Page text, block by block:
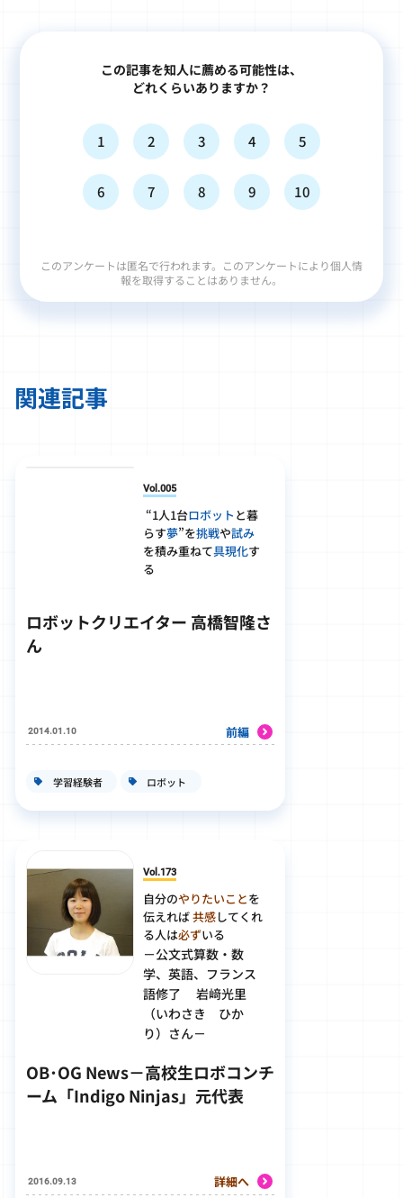
この記事を知人に薦める可能性は、
どれくらいありますか？
1 2 3 4 5
6 7 8 9 10
このアンケートは匿名で行われます。このアンケートにより個人情
報を取得することはありません。
関連記事
Vol.005
“1人1台ロボット と暮
らす夢”を挑戦や試み
を積み重ねて具現化す
る
ロボットクリエイター 高橋智隆さ
ん
2014.01.10 前編
学習経験者 ロボット
Vol.173
自分のやりたいことを
伝えれば共感してくれ
る人は必ずいる
－公文式算数・数
学、英語、フランス
語修了 岩﨑光里
（いわさき ひか
り）さん－
OB･OG News－高校生ロボコンチ
ーム「Indigo Ninjas」元代表
2016.09.13 詳細へ